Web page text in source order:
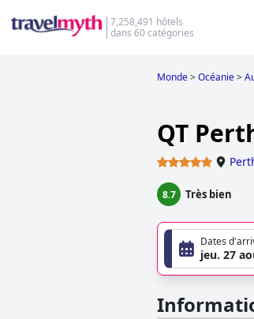
7,258,491 hôtels
dans 60 catégories
Monde>Océanie>
QT
8.7 Très bien
Dates
jeu. 27